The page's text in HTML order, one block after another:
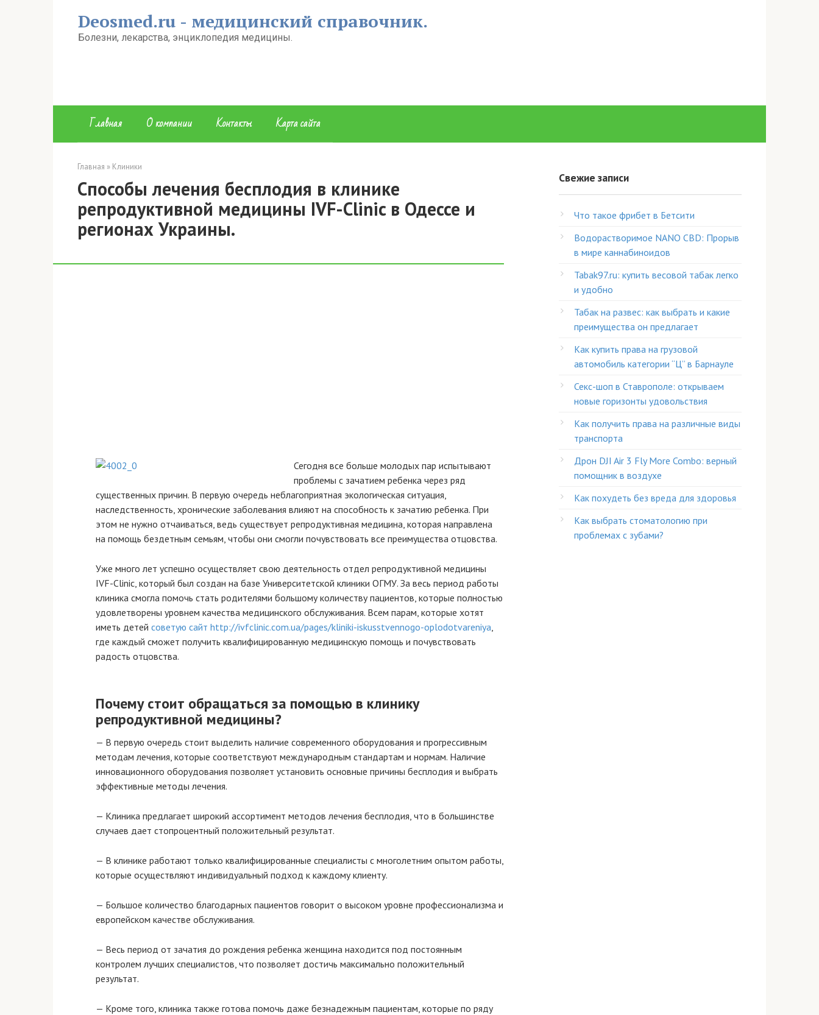
Deosmed.ru - медицинский справочник.
Болезни, лекарства, энциклопедия медицины.
Главная О компании Контакты Карта сайта
Главная » Клиники
Способы лечения бесплодия в клинике
репродуктивной медицины IVF-Clinic в Одессе и
регионах Украины.
Сегодня все больше молодых пар испытывают
проблемы с зачатием ребенка через ряд
существенных причин. В первую очередь неблагоприятная экологическая ситуация,
наследственность, хронические заболевания влияют на способность к зачатию ребенка. При
этом не нужно отчаиваться, ведь существует репродуктивная медицина, которая направлена ​​
на помощь бездетным семьям, чтобы они смогли почувствовать все преимущества отцовства.
Уже много лет успешно осуществляет свою деятельность отдел репродуктивной медицины
IVF-Clinic, который был создан на базе Университетской клиники ОГМУ. За весь период работы
клиника смогла помочь стать родителями большому количеству пациентов, которые полностью
удовлетворены уровнем качества медицинского обслуживания. Всем парам, которые хотят
иметь детей советую сайт http://ivfclinic.com.ua/pages/kliniki-iskusstvennogo-oplodotvareniya,
где каждый сможет получить квалифицированную медицинскую помощь и почувствовать
радость отцовства.
Почему стоит обращаться за помощью в клинику
репродуктивной медицины?
— В первую очередь стоит выделить наличие современного оборудования и прогрессивным
методам лечения, которые соответствуют международным стандартам и нормам. Наличие
инновационного оборудования позволяет установить основные причины бесплодия и выбрать
эффективные методы лечения.
— Клиника предлагает широкий ассортимент методов лечения бесплодия, что в большинстве
случаев дает стопроцентный положительный результат.
— В клинике работают только квалифицированные специалисты с многолетним опытом работы,
которые осуществляют индивидуальный подход к каждому клиенту.
— Большое количество благодарных пациентов говорит о высоком уровне профессионализма и
европейском качестве обслуживания.
— Весь период от зачатия до рождения ребенка женщина находится под постоянным
контролем лучших специалистов, что позволяет достичь максимально положительный
результат.
— Кроме того, клиника также готова помочь даже безнадежным пациентам, которые по ряду
Свежие записи
Что такое фрибет в Бетсити
Водорастворимое NANO CBD: Прорыв
в мире каннабиноидов
Tabak97.ru: купить весовой табак легко
и удобно
Табак на развес: как выбрать и какие
преимущества он предлагает
Как купить права на грузовой
автомобиль категории “Ц” в Барнауле
Секс-шоп в Ставрополе: открываем
новые горизонты удовольствия
Как получить права на различные виды
транспорта
Дрон DJI Air 3 Fly More Combo: верный
помощник в воздухе
Как похудеть без вреда для здоровья
Как выбрать стоматологию при
проблемах с зубами?